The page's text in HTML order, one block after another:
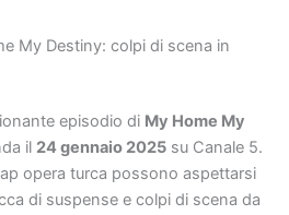
My Destiny: colpi di scena in
episodio di My Home My
il 24 gennaio 2025 su Canale 5.
opera turca possono aspettarsi
di suspense e colpi di scena da